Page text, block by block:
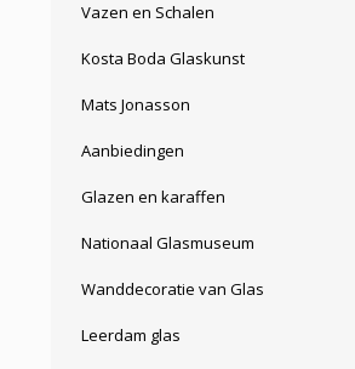
Vazen en Schalen
Kosta Boda Glaskunst
Mats Jonasson
Aanbiedingen
Glazen en karaffen
Nationaal Glasmuseum
Wanddecoratie van Glas
Leerdam glas